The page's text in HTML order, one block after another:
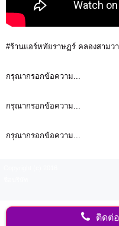
#ร้านแอร์หทัยราษฏร์ คลองสามว
กรุณากรอกข้อความ...
กรุณากรอกข้อความ...
กรุณากรอกข้อความ...
ติดต่อ